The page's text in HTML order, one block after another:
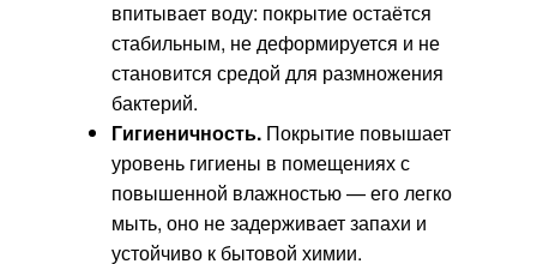
впитывает воду: покрытие остаётся
стабильным, не деформируется и не
становится средой для размножения
бактерий.
Гигиеничность. Покрытие повышает
уровень гигиены в помещениях с
повышенной влажностью — его легко
мыть, оно не задерживает запахи и
устойчиво к бытовой химии.